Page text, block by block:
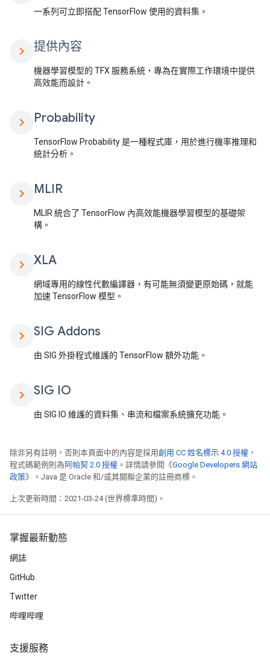
一系列可立即搭配 TensorFlow 使用的資料集。
chevron_right 提供內容
機器學習模型的 TFX 服務系統，專為在實際工作環境中提供
高效能而設計。
chevron_right Probability
TensorFlow Probability 是一種程式庫，用於進行機率推理和
統計分析。
chevron_right MLIR
MLIR 統合了 TensorFlow 內高效能機器學習模型的基礎架
構。
chevron_right XLA
網域專用的線性代數編譯器，有可能無須變更原始碼，就能
加速 TensorFlow 模型。
chevron_right SIG Addons
由 SIG 外掛程式維護的 TensorFlow 額外功能。
chevron_right SIG IO
由 SIG IO 維護的資料集、串流和檔案系統擴充功能。
除非另有註明，否則本頁面中的內容是採用創用 CC 姓名標示 4.0 授權 ，
程式碼範例則為 阿帕契 2.0 授權 。詳情請參閱《Google Developers 網站
政策》。Java 是 Oracle 和/或其關聯企業的註冊商標。
上次更新時間：2021-03-24 (世界標準時間)。
掌握最新動態
網誌
GitHub
Twitter
哔哩哔哩
支援服務